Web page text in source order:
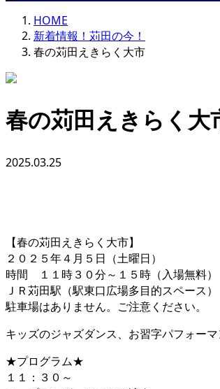
HOME
新着情報！苅田の今！
春の苅田えきらく大市
春の苅田えきらく大
2025.03.25
【春の苅田えきらく大市】
２０２５年４月５日（土曜日）
時間 １１時３０分～１５時（入場無料）
ＪＲ苅田駅（駅東口広場多目的スペース）
駐車場はありません。ご注意ください。
キッズのジャズダンス、お習字パフォー
★プログラム★
１１：３０～